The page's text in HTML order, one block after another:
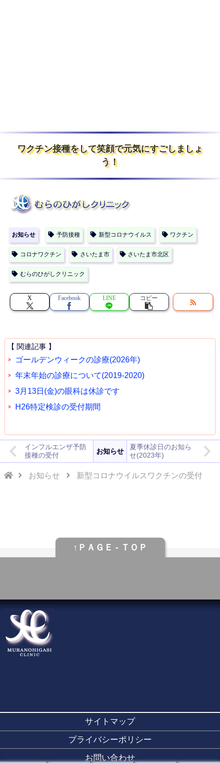
ワクチン接種をして笑顔で元気にすごしましょ
う！
お知らせ 予防接種 新型コロナウイルス ワクチン
コロナワクチン さいたま市 さいたま市北区
むらのひがしクリニック
X Facebook LINE コピー
【 関連記事 】
ゴールデンウィークの診療(2026年)
年末年始の診療について(2019-2020)
3月13日(金)の眼科は休診です
H26特定検診の受付期間
インフルエンザ予防
接種の受付
お知らせ
夏季休診日のお知ら
せ(2023年)
お知らせ 新型コロナウイルスワクチンの受付
↑ＰＡＧＥ - ＴＯＰ
サイトマップ
プライバシーポリシー
お問い合わせ